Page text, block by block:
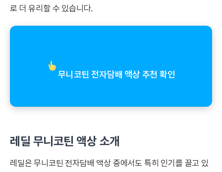
로 더 유리할 수 있습니다.
무니코틴 전자담배 액상 추천 확인
레딜 무니코틴 액상 소개
레딜은 무니코틴 전자담배 액상 중에서도 특히 인기를 끌고 있